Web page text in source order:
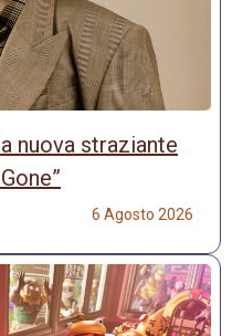
nuova straziante
6 Agosto 2026